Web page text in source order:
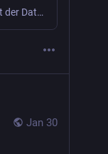
Der offizielle Webauftritt der Datenschutzkonferenz (DSK), dem Gremium der deutschen Datenschutzaufsichtsbehörden
Jan 30